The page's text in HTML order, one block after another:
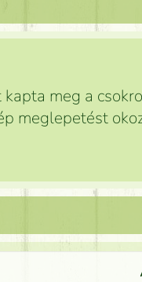
meg a
meglepetést